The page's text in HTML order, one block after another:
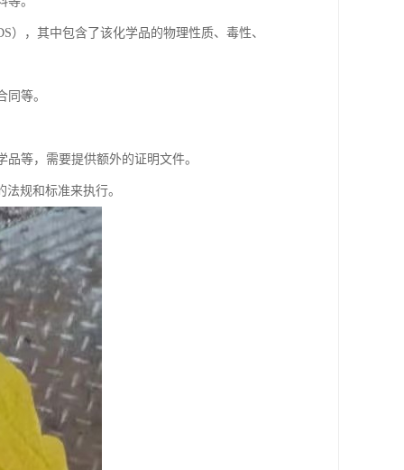
），其中包含了该化学品的物理性质、毒性、
等。
等，需要提供额外的证明文件。
规和标准来执行。